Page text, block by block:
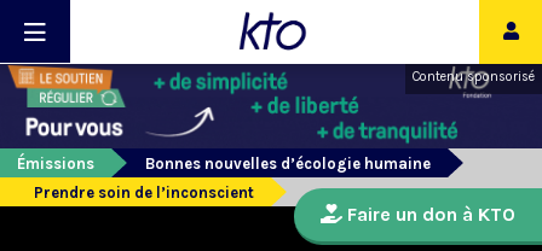
Contenu sponsorisé
Émissions
Bonnes nouvelles d’écologie humaine
Prendre soin de l’inconscient
Faire un don à KTO